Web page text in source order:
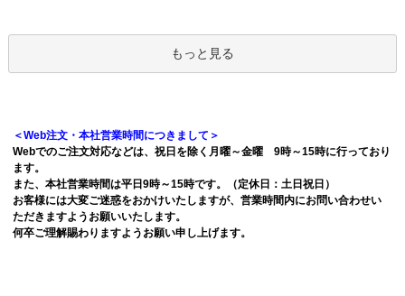
もっと見る
＜Web注文・本社営業時間につきまして＞
Webでのご注文対応などは、祝日を除く月曜～金曜 9時～15時に行っており
ます。
また、本社営業時間は平日9時～15時です。（定休日：土日祝日）
お客様には大変ご迷惑をおかけいたしますが、営業時間内にお問い合わせい
ただきますようお願いいたします。
何卒ご理解賜わりますようお願い申し上げます。